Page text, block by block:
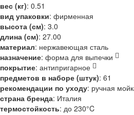
вес (кг): 0.51
вид упаковки: фирменная
высота (см): 3.0
длина (см): 27.00
материал: нержавеющая сталь
назначение: форма для выпечки
покрытие: антипригарное
предметов в наборе (штук): 61
рекомендации по уходу: ручная
страна бренда: Италия
термостойкость: до 230°C